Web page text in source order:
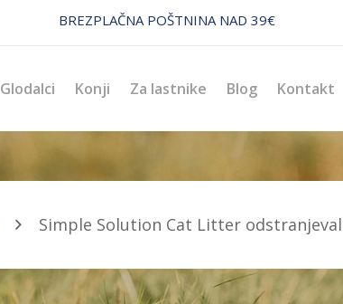
BREZPLAČNA POŠTNINA NAD 39€
Glodalci Konji Za lastnike Blog Kontakt
Simple Solution Cat Litter